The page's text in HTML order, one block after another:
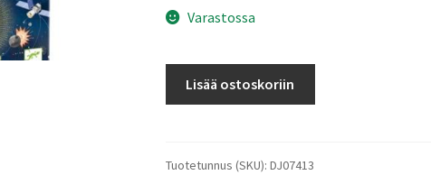
Varastossa
Lisää ostoskoriin
Tuotetunnus (SKU): DJ07413